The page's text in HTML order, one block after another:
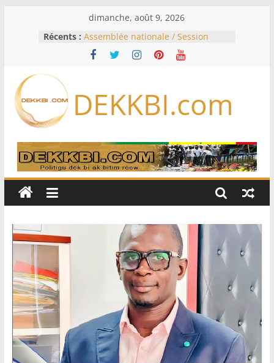
dimanche, août 9, 2026
Récents : Assemblée nationale / Session
extraordinaire: Six commissions
d’enquête à l’ordre du jour ce lundi
Bénin: Patrice Talon élu président
du Sénat, moins de trois mois
Pakistan et la Turquie signent un
accord de défense
RD Congo: Kinshasa interdit les
exportations de cuivre et de cobalt
production
DEKKBI.com